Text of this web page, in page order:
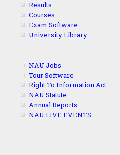
Results
Courses
Exam Software
University Library
NAU Jobs
Tour Software
Right To Information Act
NAU Statute
Annual Reports
NAU LIVE EVENTS